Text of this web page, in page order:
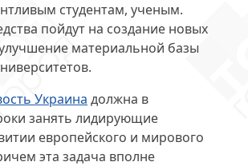
студентам, ученым.
пойдут на создание новых
материальной базы
Украина должна в
занять лидирующие
европейского и мирового
эта задача вполне